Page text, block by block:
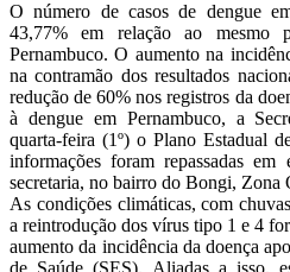
O número de casos de dengue
43,77% em relação ao mesmo
Pernambuco. O aumento na
na contramão dos resultados
redução de 60% nos registros da
à dengue em Pernambuco, a
quarta-feira (1º) o Plano Estadual
informações foram repassadas
secretaria, no bairro do Bongi, Zona
As condições climáticas, com
a reintrodução dos vírus tipo 1 e 4
aumento da incidência da doença